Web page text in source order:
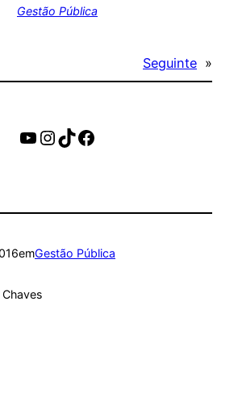
Gestão Pública
Seguinte »
https://
Instagram
TikTok
Facebook
emGestão Pública